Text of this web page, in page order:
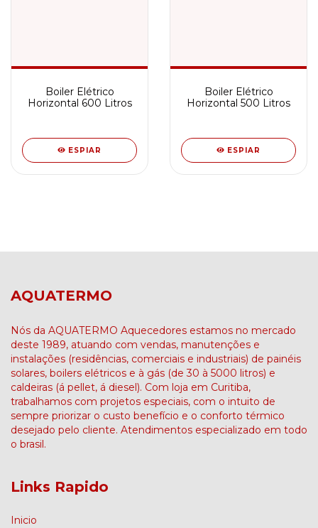
Boiler Elétrico
Horizontal 600 Litros
ESPIAR
Boiler Elétrico
Horizontal 500 Litros
ESPIAR
AQUATERMO
Nós da AQUATERMO Aquecedores estamos no mercado
deste 1989, atuando com vendas, manutenções e
instalações (residências, comerciais e industriais) de painéis
solares, boilers elétricos e à gás (de 30 à 5000 litros) e
caldeiras (á pellet, á diesel). Com loja em Curitiba,
trabalhamos com projetos especiais, com o intuito de
sempre priorizar o custo benefício e o conforto térmico
desejado pelo cliente. Atendimentos especializado em todo
o brasil.
Links Rapido
Inicio